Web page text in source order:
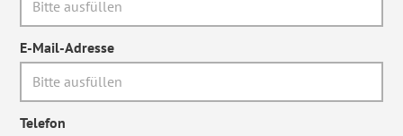
E-Mail-Adresse
Telefon